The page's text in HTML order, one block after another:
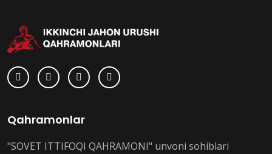
Qahramonlar
"SOVET ITTIFOQI QAHRAMONI" unvoni sohiblari